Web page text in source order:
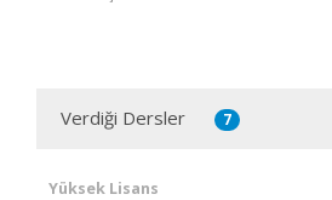
Verdiği Dersler 7
Yüksek Lisans